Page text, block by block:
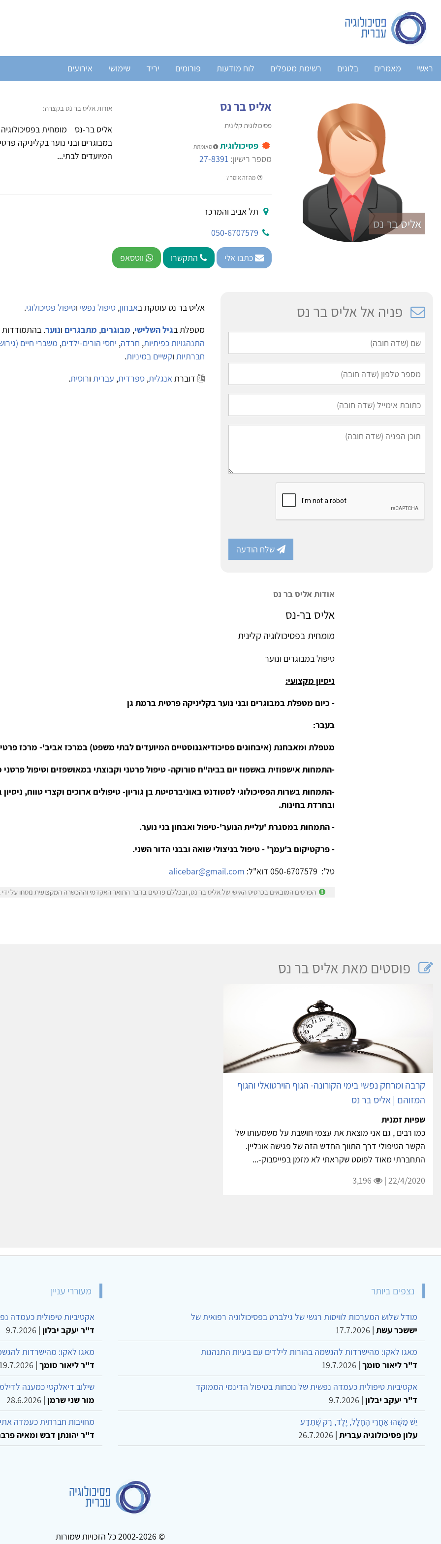
ראשי מאמרים בלוגים רשימת מטפלים לוח מודעות פורומים יריד שימושי אירועים
אליס בר נס
אליס בר נס
פסיכולוגית קלינית
פסיכולוגית מאומתת
מספר רישיון: 27-8391
מה זה אומר ?
אודות אליס בר נס בקצרה:
אליס בר-נס מומחית בפסיכולוגיה
במבוגרים ובני נוער בקליניקה
המיועדים לבתי...
תל אביב והמרכז
050-6707579
כתבו אלי התקשרו ווטסאפ
פניה אל אליס בר נס
שלח הודעה
אליס בר נס עוסקת באבחון, טיפול נפשי וטיפול פסיכולוגי.
מטפלת בגיל השלישי, מבוגרים, מתבגרים ונוער.
התנהגויות כפיתיות, חרדה, יחסי הורים-ילדים, משברי חיים
חברתיות וקשיים במיניות.
דוברתאנגלית, ספרדית, עברית ורוסית.
אודות אליס בר נס
אליס בר-נס
מומחית בפסיכולוגיה קלינית
טיפול במבוגרים ונוער
ניסיון מקצועי:
- כיום מטפלת במבוגרים ובני נוער בקליניקה פרטית ברמת גן
בעבר:
מטפלת ומאבחנת (איבחונים פסיכודיאגנוסטיים המיועדים לבתי משפט) במרכז אביב'- מרכז
-התמחות אישפוזית באשפוז יום בביה"ח סורוקה- טיפול פרטני וקבוצתי במאושפזים וטיפול
-התמחות בשרות הפסיכולוגי לסטודנט באוניברסיטת בן גוריון- טיפולים ארוכים וקצרי טווח,
ובחרדת בחינות.
- התמחות במסגרת 'עליית הנוער'-טיפול ואבחון בני נוער.
- פרקטיקום ב'עמך' - טיפול בניצולי שואה ובבני הדור השני.
טל': 050-6707579 דוא"ל:
alicebar@gmail.com
הפרטים המובאים בכרטיס האישי של אליס בר נס, ובכללם פרטים בדבר התואר האקדמי וההכשרה המקצועית נוסחו על ידי
פוסטים מאת אליס בר נס
קרבה ומרחק נפשי בימי הקורונה- הגוף הוירטואלי והגוף
המזוהם | אליס בר נס
שפיות זמנית
כמו רבים , גם אני מוצאת את עצמי חושבת על משמעותו של
הקשר הטיפולי דרך התווך החדש הזה של פגישה אונליין.
התחברתי מאוד לפוסט שקראתי לא מזמן בפייסבוק-...
22/4/2020 |
נצפים ביותר
מודל שלוש המערכות לוויסות רגשי של גילברט בפסיכולוגיה רפואית של
יששכר עשת |
17.7.2026
מאגו לאקו: מהישרדות להגשמה בהורות לילדים עם בעיות התנהגות
ד"ר ליאור סומך |
19.7.2026
אקטיביות טיפולית כעמדה נפשית של נוכחות בטיפול הדינמי הממוקד
ד"ר יעקב יבלון |
9.7.2026
יֵשׁ מַשֶּׁהוּ אַחֲרֵי הֶחָלָל, יֶלֶד, רַק שֶׁתֵּדַע
עלון פסיכולוגיה עברית |
26.7.2026
מעוררי עניין
אקטיביות טיפולית כעמדה
ד"ר יעקב יבלון |
9.7.2026
מאגו לאקו: מהישרדות
ד"ר ליאור סומך |
שילוב דיאלקטי כמענה
מור שני שרמן |
28.6.2026
מחויבות חברתית כעמדה
ד"ר יהונתן דבש ומאיה
© 2002-2026 כל הזכויות שמורות